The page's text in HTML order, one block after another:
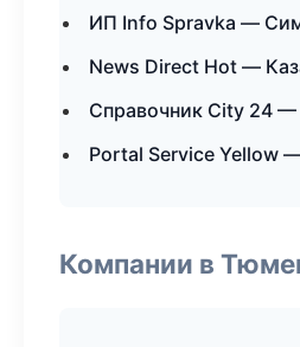
ИП Info Spravka —
News Direct Hot —
Справочник City 24 —
Portal Service Yellow
Компании в